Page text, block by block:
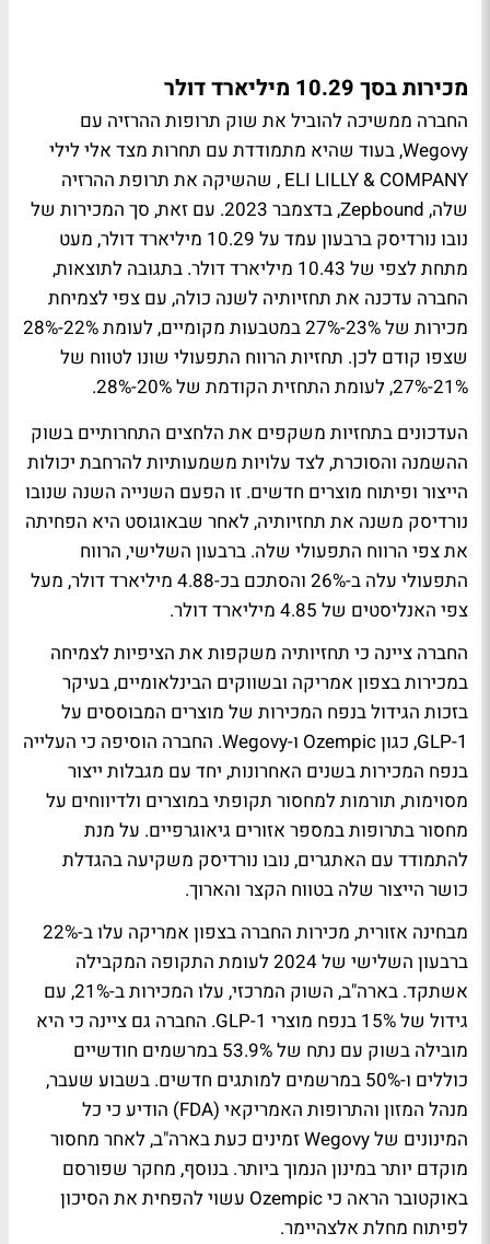
מכירות בסך 10.29 מיליארד דולר
החברה ממשיכה להוביל את שוק תרופות ההרזיה עם
Wegovy, בעוד שהיא מתמודדת עם תחרות מצד אלי לילי
ELI LILLY & COMPANY , שהשיקה את תרופת ההרזיה
שלה, Zepbound, בדצמבר 2023. עם זאת, סך המכירות של
נובו נורדיסק ברבעון עמד על 10.29 מיליארד דולר, מעט
מתחת לצפי של 10.43 מיליארד דולר. בתגובה לתוצאות,
החברה עדכנה את תחזיותיה לשנה כולה, עם צפי לצמיחת
מכירות של 23%-27% במטבעות מקומיים, לעומת 22%-28%
שצפו קודם לכן. תחזיות הרווח התפעולי שונו לטווח של
21%-27%, לעומת התחזית הקודמת של 20%-28%.
העדכונים בתחזיות משקפים את הלחצים התחרותיים בשוק
ההשמנה והסוכרת, לצד עלויות משמעותיות להרחבת יכולות
הייצור ופיתוח מוצרים חדשים. זו הפעם השנייה השנה שנובו
נורדיסק משנה את תחזיותיה, לאחר שבאוגוסט היא הפחיתה
את צפי הרווח התפעולי שלה. ברבעון השלישי, הרווח
התפעולי עלה ב-26% והסתכם בכ-4.88 מיליארד דולר, מעל
צפי האנליסטים של 4.85 מיליארד דולר.
החברה ציינה כי תחזיותיה משקפות את הציפיות לצמיחה
במכירות בצפון אמריקה ובשווקים הבינלאומיים, בעיקר
בזכות הגידול בנפח המכירות של מוצרים המבוססים על
GLP-1, כגון Ozempic ו-Wegovy. החברה הוסיפה כי העלייה
בנפח המכירות בשנים האחרונות, יחד עם מגבלות ייצור
מסוימות, תורמות למחסור תקופתי במוצרים ולדיווחים על
מחסור בתרופות במספר אזורים גיאוגרפיים. על מנת
להתמודד עם האתגרים, נובו נורדיסק משקיעה בהגדלת
כושר הייצור שלה בטווח הקצר והארוך.
מבחינה אזורית, מכירות החברה בצפון אמריקה עלו ב-22%
ברבעון השלישי של 2024 לעומת התקופה המקבילה
אשתקד. בארה"ב, השוק המרכזי, עלו המכירות ב-21%, עם
גידול של 15% בנפח מוצרי GLP-1. החברה גם ציינה כי היא
מובילה בשוק עם נתח של 53.9% במרשמים חודשיים
כוללים ו-50% במרשמים למותגים חדשים. בשבוע שעבר,
מנהל המזון והתרופות האמריקאי (FDA) הודיע כי כל
המינונים של Wegovy זמינים כעת בארה"ב, לאחר מחסור
מוקדם יותר במינון הנמוך ביותר. בנוסף, מחקר שפורסם
באוקטובר הראה כי Ozempic עשוי להפחית את הסיכון
לפיתוח מחלת אלצהיימר.